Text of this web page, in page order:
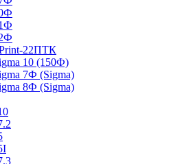
22ПТК
10 (150Ф)
7Ф (Sigma)
8Ф (Sigma)